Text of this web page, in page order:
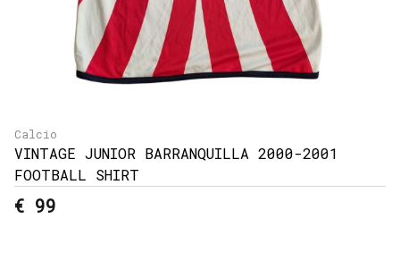
Calcio
VINTAGE JUNIOR BARRANQUILLA 2000-2001
FOOTBALL SHIRT
€ 99